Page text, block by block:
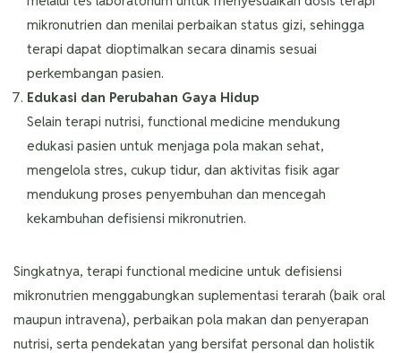
mikronutrien dan menilai perbaikan status gizi, sehingga
terapi dapat dioptimalkan secara dinamis sesuai
perkembangan pasien.
Edukasi dan Perubahan Gaya Hidup
Selain terapi nutrisi, functional medicine mendukung
edukasi pasien untuk menjaga pola makan sehat,
mengelola stres, cukup tidur, dan aktivitas fisik agar
mendukung proses penyembuhan dan mencegah
kekambuhan defisiensi mikronutrien.
Singkatnya, terapi functional medicine untuk defisiensi
mikronutrien menggabungkan suplementasi terarah (baik oral
maupun intravena), perbaikan pola makan dan penyerapan
nutrisi, serta pendekatan yang bersifat personal dan holistik